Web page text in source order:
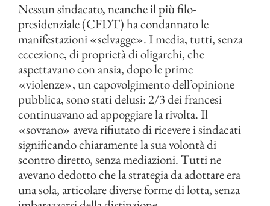
Nessun sindacato, neanche il più filo-
presidenziale (CFDT) ha condannato le
manifestazioni «selvagge». I media, tutti, senza
eccezione, di proprietà di oligarchi, che
aspettavano con ansia, dopo le prime
«violenze», un capovolgimento dell’opinione
pubblica, sono stati delusi: 2/3 dei francesi
continuavano ad appoggiare la rivolta. Il
«sovrano» aveva rifiutato di ricevere i sindacati
significando chiaramente la sua volontà di
scontro diretto, senza mediazioni. Tutti ne
avevano dedotto che la strategia da adottare era
una sola, articolare diverse forme di lotta, senza